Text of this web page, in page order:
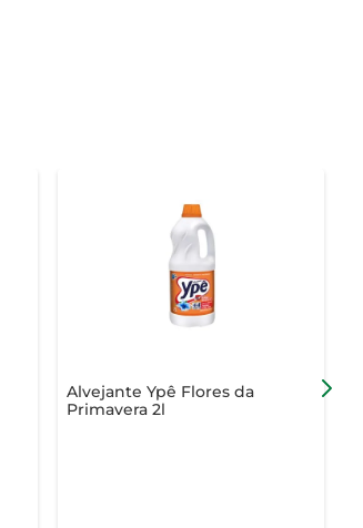
Alvejante Ypê Flores da
Primavera 2l